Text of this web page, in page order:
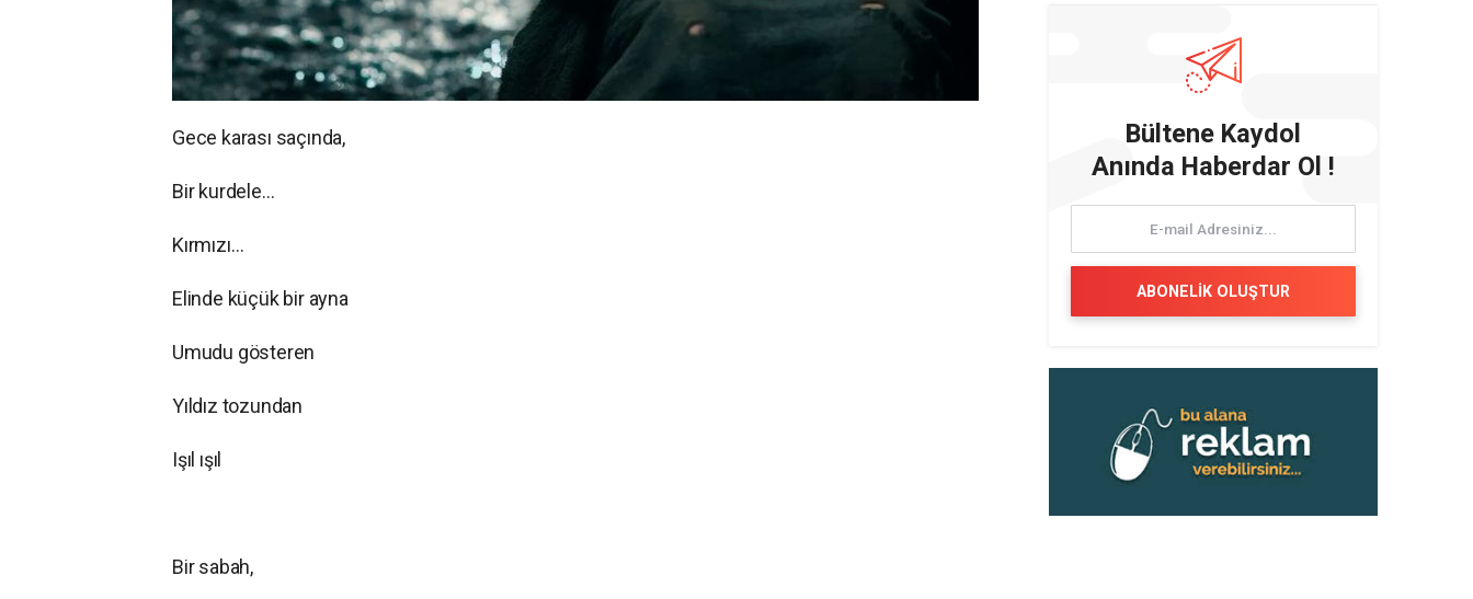
Gece karası saçında,
Bir kurdele…
Kırmızı…
Elinde küçük bir ayna
Umudu gösteren
Yıldız tozundan
Işıl ışıl
Bir sabah,
Bültene Kaydol
Anında Haberdar Ol !
ABONELİK OLUŞTUR